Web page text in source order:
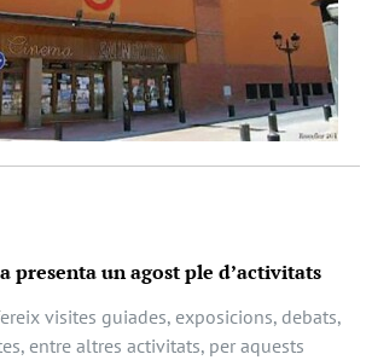
presenta un agost ple d’activitats
visites guiades, exposicions, debats,
entre altres activitats, per aquests